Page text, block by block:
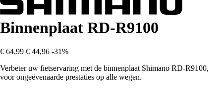
Binnenplaat RD-R9100
€ 64,99 € 44,96 -31%
Verbeter uw fietservaring met de binnenplaat Shimano RD-R9100,
voor ongeëvenaarde prestaties op alle wegen.